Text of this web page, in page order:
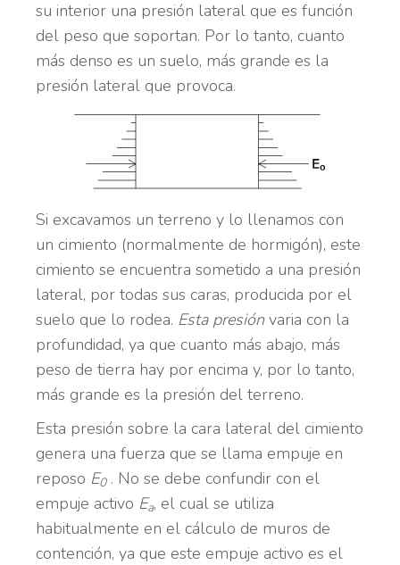
su interior una presión lateral que es función
del peso que soportan. Por lo tanto, cuanto
más denso es un suelo, más grande es la
presión lateral que provoca.
Si excavamos un terreno y lo llenamos con
un cimiento (normalmente de hormigón), este
cimiento se encuentra sometido a una presión
lateral, por todas sus caras, producida por el
suelo que lo rodea. Esta presiónvaria con la
profundidad, ya que cuanto más abajo, más
peso de tierra hay por encima y, por lo tanto,
más grande es la presión del terreno.
Esta presión sobre la cara lateral del cimiento
genera una fuerza que se llama empuje en
reposo E0. No se debe confundir con el
empuje activo Ea, el cual se utiliza
habitualmente en el cálculo de muros de
contención, ya que este empuje activo es el